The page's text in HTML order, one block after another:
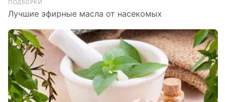
ПОДБОРКИ
Лучшие эфирные масла от насекомых